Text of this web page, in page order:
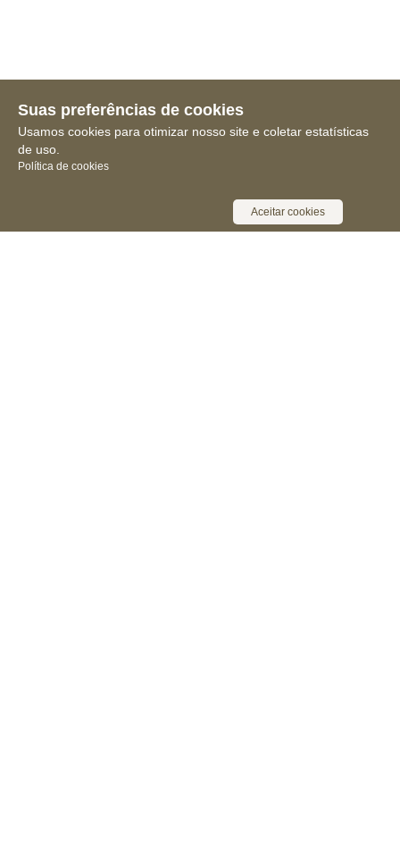
Suas preferências de cookies
Usamos cookies para otimizar nosso site e coletar estatísticas
de uso.
Política de cookies
Aceitar cookies